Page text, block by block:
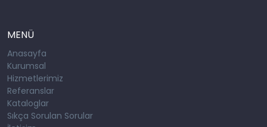
MENÜ
Anasayfa
Kurumsal
Hizmetlerimiz
Referanslar
Kataloglar
Sıkça Sorulan Sorular